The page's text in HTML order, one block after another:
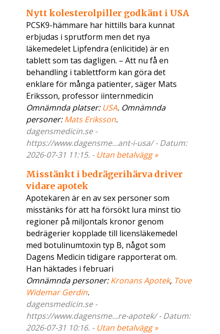
Nytt kolesterolpiller godkänt i USA
PCSK9-hämmare har hittills bara kunnat
erbjudas i sprutform men det nya
läkemedelet Lipfendra (enlicitide) är en
tablett som tas dagligen. – Att nu få en
behandling i tablettform kan göra det
enklare för många patienter, säger Mats
Eriksson, professor iinternmedicin
Omnämnda platser: USA. Omnämnda
personer:Mats Eriksson.
dagensmedicin.se -
https://www.dagensme...ant-i-usa/ - Datum:
2026-07-31 11:15. - Utan betalvägg »
Misstänkt i bedrägerihärva driver
vidare apotek
Apotekaren är en av sex personer som
misstänks för att ha försökt lura minst tio
regioner på miljontals kronor genom
bedrägerier kopplade till licensläkemedel
med botulinumtoxin typ B, något som
Dagens Medicin tidigare rapporterat om.
Han häktades i februari
Omnämnda personer:Kronans Apotek, Tove
Widemar Gerdin.
dagensmedicin.se -
https://www.dagensme...re-apotek/ - Datum:
2026-07-31 10:16. - Utan betalvägg »